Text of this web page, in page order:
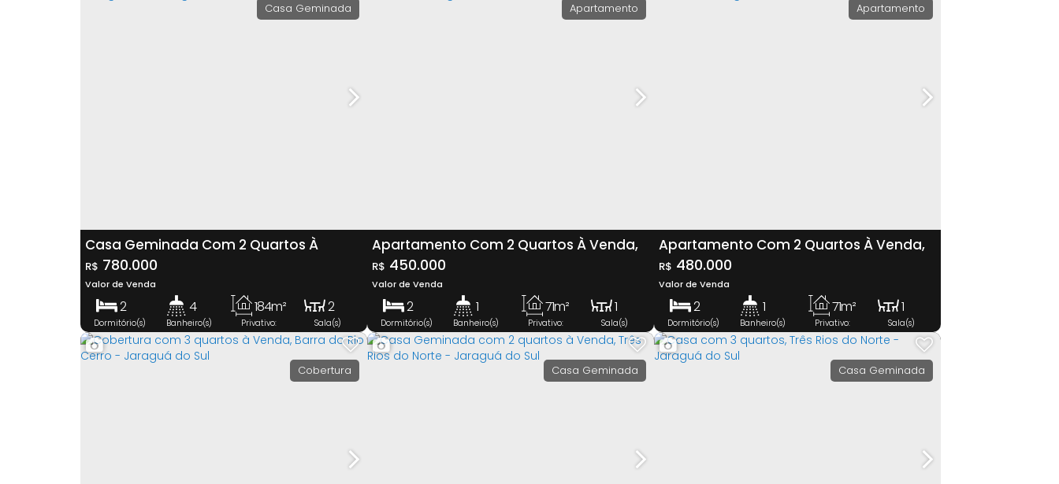
Casa Geminada
Casa Geminada Com 2 Quartos À
Venda, Ilha Da Figueira - Jaraguá Do Sul
R$ 780.000
Valor de Venda
2
Dormitório(s)
4
Banheiro(s) Privativo:
184m² 2
Sala(s)
2
Suíte(s)
2
Vaga(s)
Apartamento
Apartamento Com 2 Quartos À Venda,
Nova Brasília - Jaraguá Do Sul
R$ 450.000
Valor de Venda
2
Dormitório(s)
1
Banheiro(s) Privativo:
71m² 1
Sala(s)
1
Vaga(s)
Apartamento
Apartamento Com 2 Quartos À Venda,
Nova Brasília - Jaraguá Do Sul
R$ 480.000
Valor de Venda
2
Dormitório(s)
1
Banheiro(s) Privativo:
71m² 1
Sala(s)
Total:
116m² 1
Cobertura Casa Geminada Casa Geminada